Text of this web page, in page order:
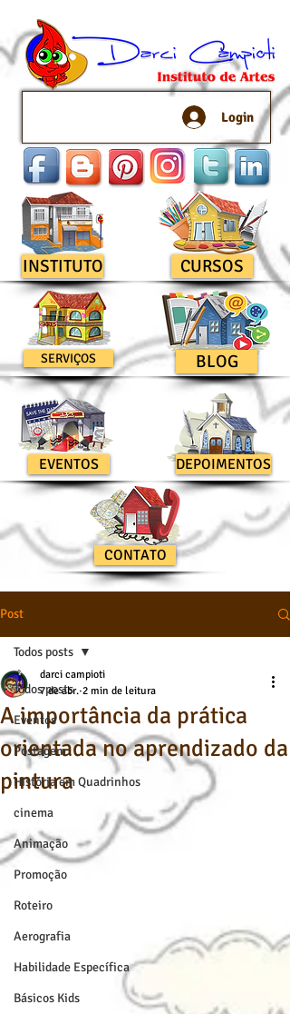
Login
INSTITUTO
SERVIÇOS
EVENTOS
CURSOS
BLOG
DEPOIMENTOS
CONTATO
Post
Todos posts
Eventos
Postagem
História em Quadrinhos
cinema
Animação
Promoção
Roteiro
Aerografia
Habilidade Específica
Básicos Kids
Todos posts
A importância da prática
orientada no aprendizado da
pintura
darci campioti
7 de abr. 2 min de leitura